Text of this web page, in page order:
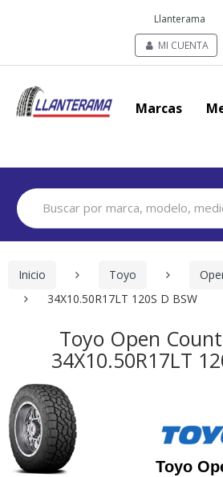
Llanterama
MI CUENTA
Marcas
Search
for:
Inicio Toyo
34X10.50R17LT 120S D BSW
Toyo Open
34X10.50R17LT
Toyo